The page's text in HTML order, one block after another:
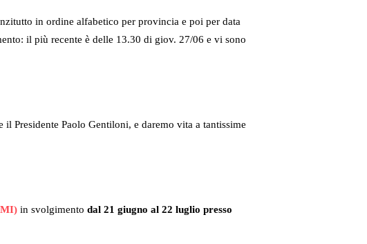
in ordine alfabetico per provincia e poi per data
il più recente è delle 13.30 di giov. 27/06 e vi sono
Presidente Paolo Gentiloni, e daremo vita a tantissime
in svolgimento dal 21 giugno al 22 luglio presso